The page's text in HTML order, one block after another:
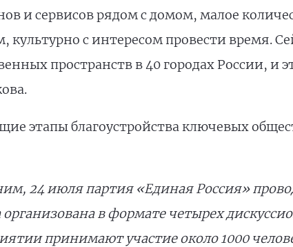
и сервисов рядом с домом, малое
культурно с интересом провести время.
пространств в 40 городах России,
этапы благоустройства ключевых
24 июля партия «Единая Россия»
в формате четырех
принимают участие около 1000